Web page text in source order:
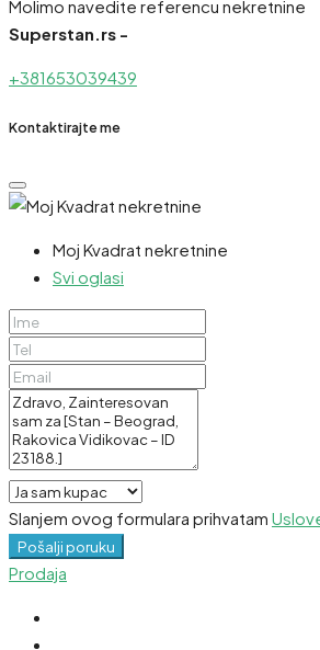
Molimo navedite referencu nekretnine
Superstan.rs -
+381653039439
Kontaktirajte me
Moj Kvadrat nekretnine
Svi oglasi
Slanjem ovog formulara prihvatam
Pošalji poruku
Prodaja